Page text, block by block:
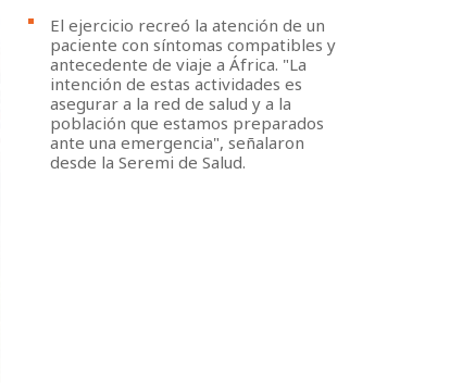
El ejercicio recreó la atención de un
paciente con síntomas compatibles y
antecedente de viaje a África. "La
intención de estas actividades es
asegurar a la red de salud y a la
población que estamos preparados
ante una emergencia", señalaron
desde la Seremi de Salud.